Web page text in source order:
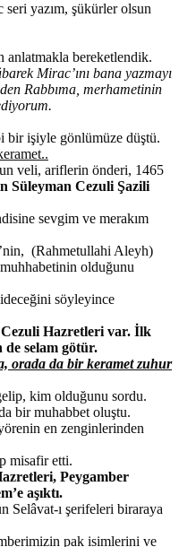
yazım, şükürler olsun
anlatmakla bereketlendik.
Mirac’ını bana yazmayı
Rabbıma, merhametinin
bir işiyle gönlümüze düştü.
veli, ariflerin önderi, 1465
Süleyman Cezuli Şazili
sevgim ve merakım
’nin, (Rahmetullahi Aleyh)
olduğunu
söyleyince
Hazretleri var. İlk
selam götür.
orada da bir keramet zuhur
kim olduğunu sordu.
bir muhabbet oluştu.
en zenginlerinden
misafir etti.
Peygamber
aşıktı.
Selâvat-ı şerifeleri biraraya
pak isimlerini ve